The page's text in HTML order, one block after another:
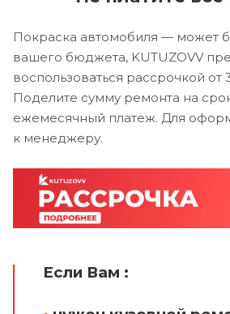
Покраска автомобиля — может
вашего бюджета, KUTUZOVV
воспользоваться рассрочкой от
Поделите сумму ремонта на
ежемесячный платеж. Для
к менеджеру.
Если Вам :